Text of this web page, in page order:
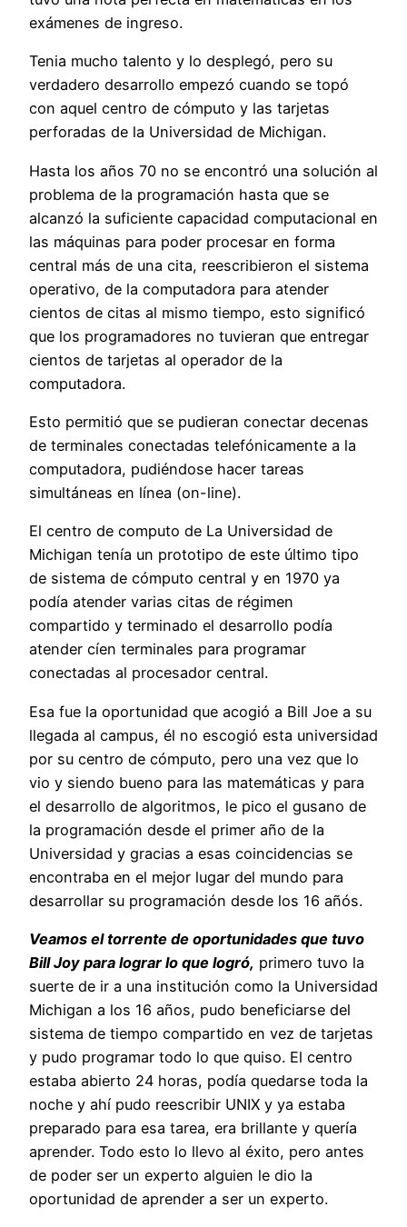
exámenes de ingreso.
Tenia mucho talento y lo desplegó, pero su
verdadero desarrollo empezó cuando se topó
con aquel centro de cómputo y las tarjetas
perforadas de la Universidad de Michigan.
Hasta los años 70 no se encontró una solución al
problema de la programación hasta que se
alcanzó la suficiente capacidad computacional en
las máquinas para poder procesar en forma
central más de una cita, reescribieron el sistema
operativo, de la computadora para atender
cientos de citas al mismo tiempo, esto significó
que los programadores no tuvieran que entregar
cientos de tarjetas al operador de la
computadora.
Esto permitió que se pudieran conectar decenas
de terminales conectadas telefónicamente a la
computadora, pudiéndose hacer tareas
simultáneas en línea (on-line).
El centro de computo de La Universidad de
Michigan tenía un prototipo de este último tipo
de sistema de cómputo central y en 1970 ya
podía atender varias citas de régimen
compartido y terminado el desarrollo podía
atender cíen terminales para programar
conectadas al procesador central.
Esa fue la oportunidad que acogió a Bill Joe a su
llegada al campus, él no escogió esta universidad
por su centro de cómputo, pero una vez que lo
vio y siendo bueno para las matemáticas y para
el desarrollo de algoritmos, le pico el gusano de
la programación desde el primer año de la
Universidad y gracias a esas coincidencias se
encontraba en el mejor lugar del mundo para
desarrollar su programación desde los 16 añós.
Veamos el torrente de oportunidades que tuvo
Bill Joy para lograr lo que logró, primero tuvo la
suerte de ir a una institución como la Universidad
Michigan a los 16 años, pudo beneficiarse del
sistema de tiempo compartido en vez de tarjetas
y pudo programar todo lo que quiso. El centro
estaba abierto 24 horas, podía quedarse toda la
noche y ahí pudo reescribir UNIX y ya estaba
preparado para esa tarea, era brillante y quería
aprender. Todo esto lo llevo al éxito, pero antes
de poder ser un experto alguien le dio la
oportunidad de aprender a ser un experto.